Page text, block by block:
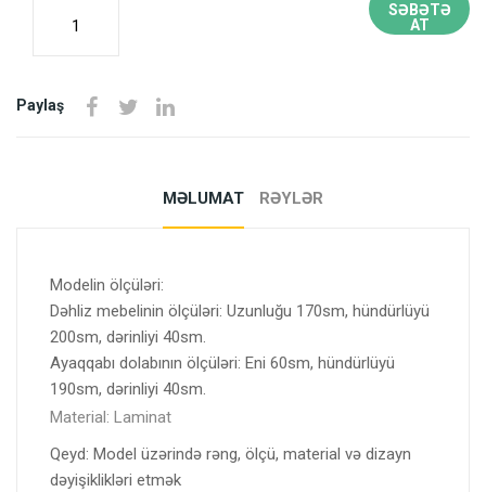
SƏBƏTƏ
AT
Paylaş
MƏLUMAT RƏYLƏR
Modelin ölçüləri:
Dəhliz mebelinin ölçüləri: Uzunluğu 170sm, hündürlüyü
200sm, dərinliyi 40sm.
Ayaqqabı dolabının ölçüləri: Eni 60sm, hündürlüyü
190sm, dərinliyi 40sm.
Material: Laminat
Qeyd: Model üzərində rəng, ölçü, material və dizayn
dəyişiklikləri etmək